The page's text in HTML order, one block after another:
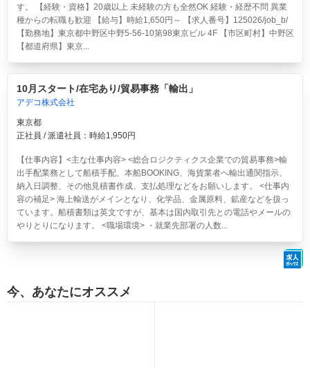
す。 【経験・資格】20歳以上 未経験の方も全然OK 経験・経歴不問 異業
種からの転職も歓迎 【給与】時給1,650円～ 【求人番号】125026/job_b/
【勤務地】東京都中野区中野5-56-10第98東京ビル 4F 【市区町村】中野区
【都道府県】東京...
10月スタート/在宅あり/貿易事務「輸出」
アデコ株式会社
東京都
正社員 / 派遣社員：時給1,950円
【仕事内容】<主な仕事内容> <総合ロジクティクス企業での貿易事務>輸
出手配業務として船積手配、本船BOOKING、海貨業者へ輸出通関指示、
納入日調整、その他見積書作成、支払処理などをお願いします。 <仕事内
容の補足> 海上輸送がメインとなり、化学品、金属原料、鉱産などを扱っ
ています。船積書類は英文ですが、基本は国内取引先との電話やメールの
やりとりになります。 <職場環境> ・就業先部署の人数...
今、あなたにオススメ